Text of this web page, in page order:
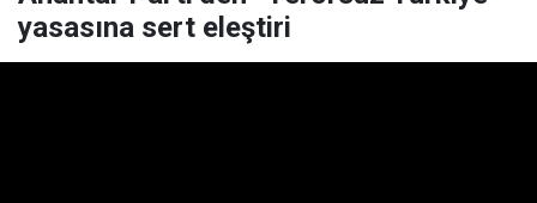
yasasına sert eleştiri